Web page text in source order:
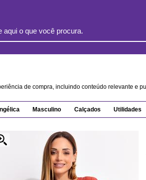
de compra, incluindo conteúdo relevante e
Masculino Calçados Utilidades